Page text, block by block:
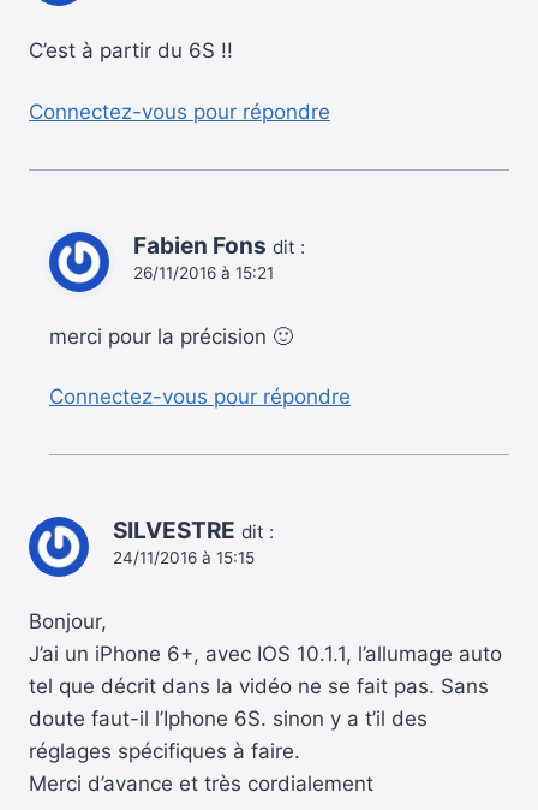
C’est à partir du 6S !!
Connectez-vous pour répondre
Fabien Fons dit :
26/11/2016 à 15:21
merci pour la précision 🙂
Connectez-vous pour répondre
SILVESTRE dit :
24/11/2016 à 15:15
Bonjour,
J’ai un iPhone 6+, avec IOS 10.1.1, l’allumage auto
tel que décrit dans la vidéo ne se fait pas. Sans
doute faut-il l’Iphone 6S. sinon y a t’il des
réglages spécifiques à faire.
Merci d’avance et très cordialement